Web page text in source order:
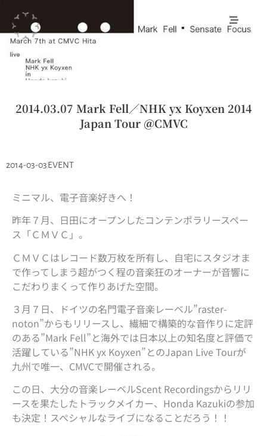
2014.03.07 Mark Fell／NHK yx Koyxen 2014
Japan Tour ＠CMVC
2014-03-03EVENT
ミニマル、電子音楽好きへ！
昨年７月、日田にオープンしたコンテンポラリースペー
ス「ＣＭＶＣ」。
ＣＭＶＣはレコード数万枚を所有し、自宅にスタジオま
で作ってしまう超がつく程の音楽狂のオーナーが音響に
こだわりまくって作りあげた空間。
３月７日、ドイツの名門電子音楽レーベル”raster-
noton”からもリリースし、繊細で構築的な音作りに定評
のある”Mark Fell”と海外では日本以上の知名度と評価で
活躍している”NHK yx Koyxen”とのJapan Live Tourが
九州で唯一、CMVCで開催される。
この日、大分の音楽レーベルScent Recordingsからリリ
ースを果たしたトラックメイカー、Honda Kazukiの参加
も決定！スペシャルなライブになることだろう！！